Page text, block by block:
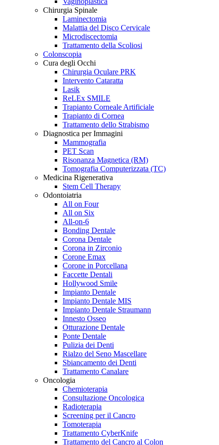
Chirurgia Spinale
Laminectomia
Malattia del Disco Cervicale
Microdiscectomia
Trattamento della Scoliosi
Colonscopia
Cura degli Occhi
Chirurgia Oculare PRK
Intervento Cataratta
Lasik
ReLEx SMILE
Trapianto Corneale Artificiale
Trapianto di Cornea
Trattamento dello Strabismo
Diagnostica per Immagini
Mammografia
PET Scan
Risonanza Magnetica (RM)
Tomografia Computerizzata (TC)
Medicina Rigenerativa
Stem Cell Therapy
Odontoiatria
All on Four
All on Six
All-on-6
Bonding Dentale
Corona Dentale
Corona in Zirconio
Corone Emax
Corone in Porcellana
Faccette Dentali
Hollywood Smile
Impianto Dentale
Impianto Dentale MIS
Impianto Dentale Straumann
Innesto Osseo
Otturazione Dentale
Ponte Dentale
Pulizia dei Denti
Rialzo del Seno Mascellare
Sbiancamento dei Denti
Trattamento Canalare
Oncologia
Chemioterapia
Consultazione Oncologica
Radioterapia
Screening per il Cancro
Tomoterapia
Trattamento CyberKnife
Trattamento del Cancro al Colon